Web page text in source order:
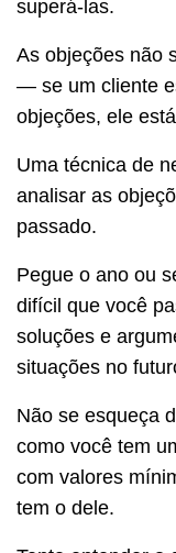
superá-las.
As objeções não
— se um cliente
objeções, ele
Uma técnica de
analisar as
passado.
Pegue o ano ou
difícil que você
soluções e
situações no
Não se esqueça
como você tem
com valores
tem o dele.